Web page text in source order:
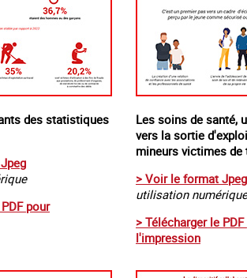
des statistiques
pour
Les soins de santé,
vers la sortie
mineurs victimes de
> Voir le format Jpeg
utilisation numérique
> Télécharger le
l'impression